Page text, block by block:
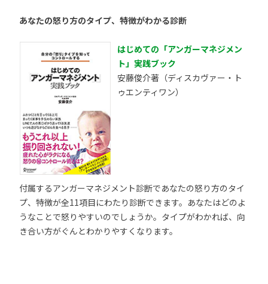
あなたの怒り方のタイプ、特徴がわかる診断
はじめての「アンガーマネジメン
ト」実践ブック
安藤俊介著（ディスカヴァー・ト
ゥエンティワン）
付属するアンガーマネジメント診断であなたの怒り方のタイ
プ、特徴が全11項目にわたり診断できます。あなたはどのよ
うなことで怒りやすいのでしょうか。タイプがわかれば、向
き合い方がぐんとわかりやすくなります。